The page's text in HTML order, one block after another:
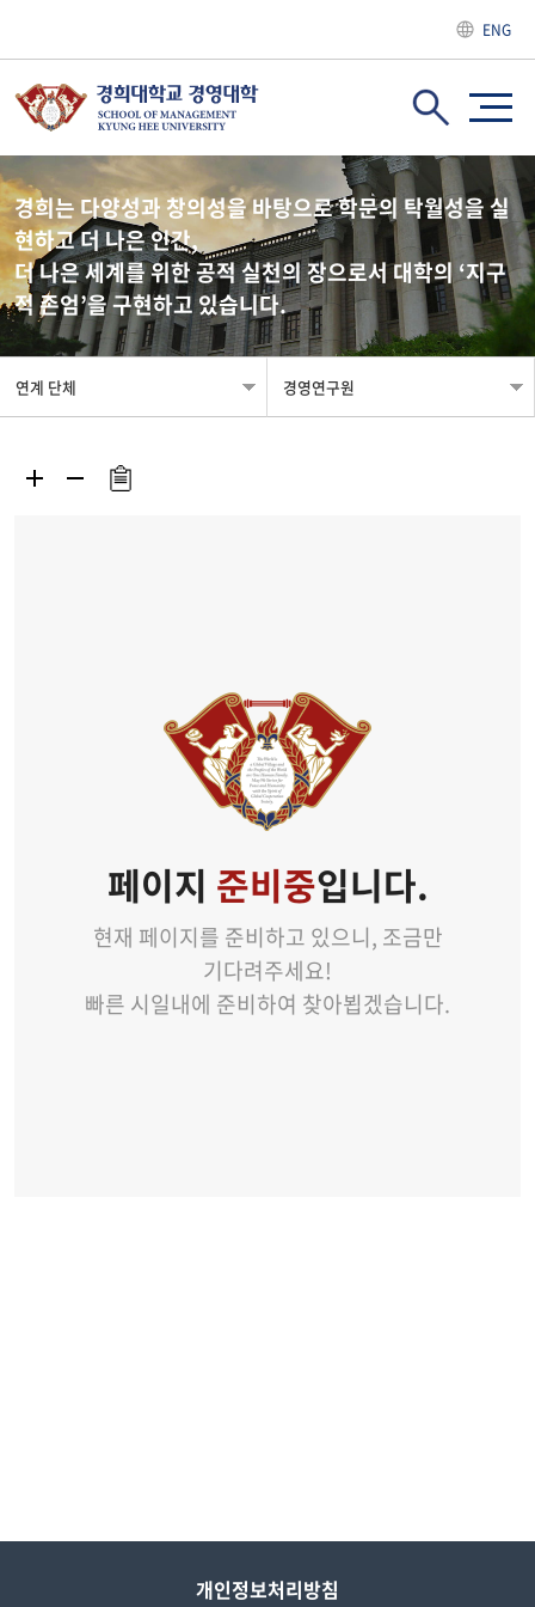
ENG
경희는 다양성과 창의성을 바탕으로 학문의 탁월성을 실
현하고 더 나은 인간,
더 나은 세계를 위한 공적 실천의 장으로서 대학의 ‘지구
적 존엄’을 구현하고 있습니다.
연계 단체 경영연구원
페이지 준비중입니다.
현재 페이지를 준비하고 있으니, 조금만
기다려주세요!
빠른 시일내에 준비하여 찾아뵙겠습니다.
개인정보처리방침